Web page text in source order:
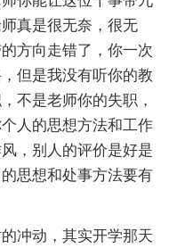
真是很无奈，很无
方向走错了，你一次
但是我没有听你的教
不是老师你的失职，
人的思想方法和工作
，别人的评价是好是
思想和处事方法要有
冲动，其实开学那天